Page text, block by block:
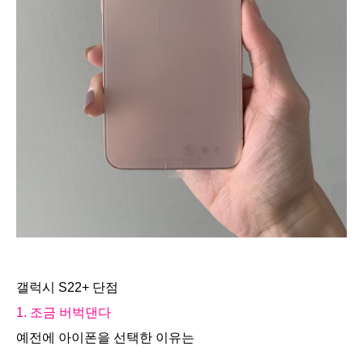
갤럭시 S22+ 단점
1. 조금 버벅댄다
예전에 아이폰을 선택한 이유는